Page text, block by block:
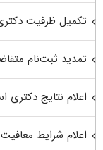
تکمیل ظرفیت دکتری
تمدید ثبت‌نام
اعلام نتایج دکتری
اعلام شرایط